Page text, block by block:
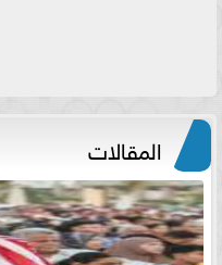
المقالات